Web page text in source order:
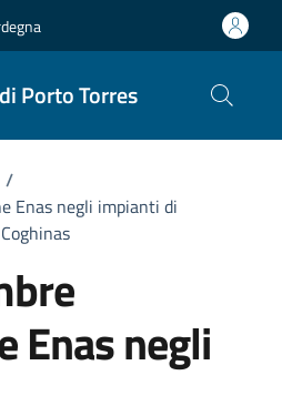
Porto Torres
/
Enas negli impianti di
Enas negli